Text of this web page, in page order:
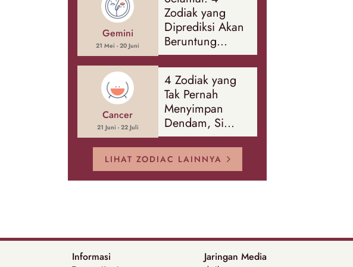
Gemini
21 Mei - 20 Juni
Zodiak yang
Diprediksi Akan
Beruntung
Sepanjang
Agustus 2026
Cancer
21 Juni - 22 Juli
4 Zodiak yang
Tak Pernah
Menyimpan
Dendam, Si
Paling Mudah
Memaafkan!
LIHAT ZODIAC LAINNYA
Informasi Jaringan Media